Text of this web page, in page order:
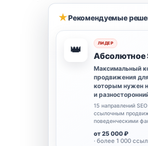
★Рекомендуемые
👑 ЛИДЕР
Абсолютное
Максимальный
продвижения
которым нужен
и
15 направлений
ссылочным
поведенческими
от 25 000 ₽
· более 1 000